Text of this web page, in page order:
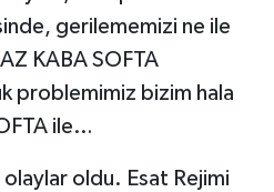
gerilememizi ne ile
KABA SOFTA
problemimiz bizim hala
ile…
oldu. Esat Rejimi